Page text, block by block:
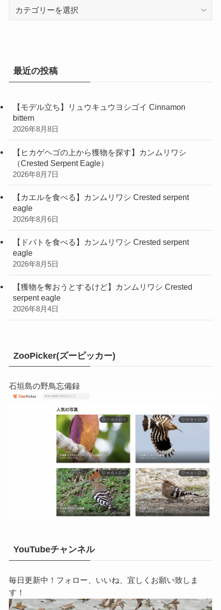
最近の投稿
【モデル立ち】リュウキュウヨシゴイ Cinnamon
bittern
2026年8月8日
【ヒカゲヘゴの上から獲物を探す】カンムリワシ
（Crested Serpent Eagle）
2026年8月7日
【カエルを食べる】カンムリワシ Crested serpent
eagle
2026年8月6日
【ドバトを食べる】カンムリワシ Crested serpent
eagle
2026年8月5日
【獲物を奪おうとするけど】カンムリワシ Crested
serpent eagle
2026年8月4日
ZooPicker(ズーピッカー)
石垣島の野鳥忘備録
YouTubeチャンネル
毎日更新中！フォロー、いいね、宜しくお願い致しま
す！